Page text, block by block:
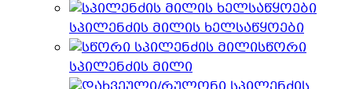
სპილენძის მილის ხელსაწყოები
სწორი
სპილენძის მილი